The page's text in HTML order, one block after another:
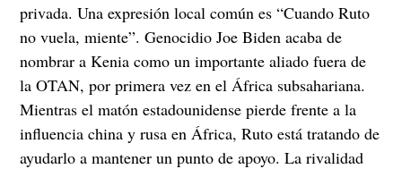
privada. Una expresión local común es “Cuando Ruto
no vuela, miente”. Genocidio Joe Biden acaba de
nombrar a Kenia como un importante aliado fuera de
la OTAN, por primera vez en el África subsahariana.
Mientras el matón estadounidense pierde frente a la
influencia china y rusa en África, Ruto está tratando de
ayudarlo a mantener un punto de apoyo. La rivalidad